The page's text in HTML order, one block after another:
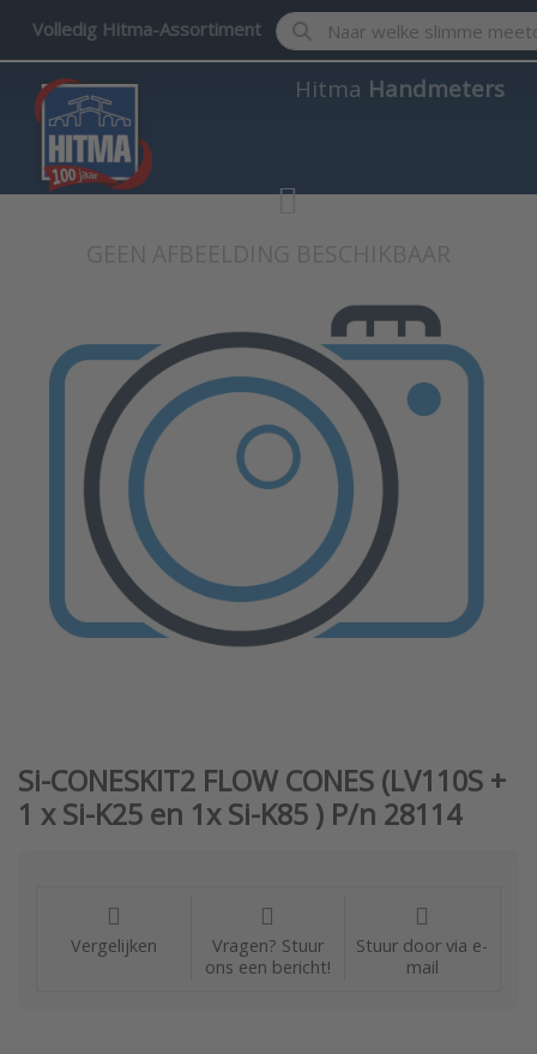
Volledig Hitma-Assortiment Enter a search term.
Hitma Handmeters
Si-CONESKIT2 FLOW CONES (LV110S +
1 x Si-K25 en 1x Si-K85 ) P/n 28114
Vergelijken
Vragen? Stuur
ons een bericht!
Stuur door via e-
mail